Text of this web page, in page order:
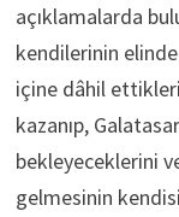
açıklamalarda
kendilerinin elinde
içine dâhil
kazanıp,
bekleyeceklerini
gelmesinin